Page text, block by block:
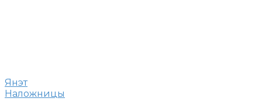
Янэт
Наложницы